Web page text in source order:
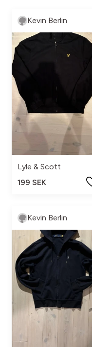
Kevin Berlin
Lyle & Scott
199 SEK
Kevin Berlin